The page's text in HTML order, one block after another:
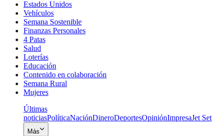
Estados Unidos
Vehículos
Semana Sostenible
Finanzas Personales
4 Patas
Salud
Loterías
Educación
Contenido en colaboración
Semana Rural
Mujeres
Últimas
noticiasPolíticaNaciónDineroDeportesOpiniónImpresaJet Set
Más